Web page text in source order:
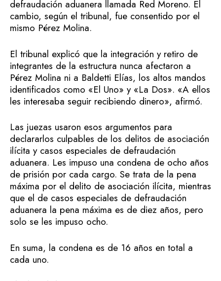
defraudación aduanera llamada Red Moreno. El
cambio, según el tribunal, fue consentido por el
mismo Pérez Molina.
El tribunal explicó que la integración y retiro de
integrantes de la estructura nunca afectaron a
Pérez Molina ni a Baldetti Elías, los altos mandos
identificados como «El Uno» y «La Dos». «A ellos
les interesaba seguir recibiendo dinero», afirmó.
Las juezas usaron esos argumentos para
declararlos culpables de los delitos de asociación
ilícita y casos especiales de defraudación
aduanera. Les impuso una condena de ocho años
de prisión por cada cargo. Se trata de la pena
máxima por el delito de asociación ilícita, mientras
que el de casos especiales de defraudación
aduanera la pena máxima es de diez años, pero
solo se les impuso ocho.
En suma, la condena es de 16 años en total a
cada uno.